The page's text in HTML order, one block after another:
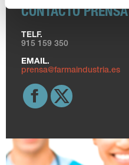
CONTACTO PRENSA
TELF.
915 159 350
EMAIL.
prensa@farmaindustria.es